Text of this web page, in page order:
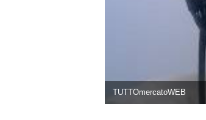
TUTTOmercatoWEB